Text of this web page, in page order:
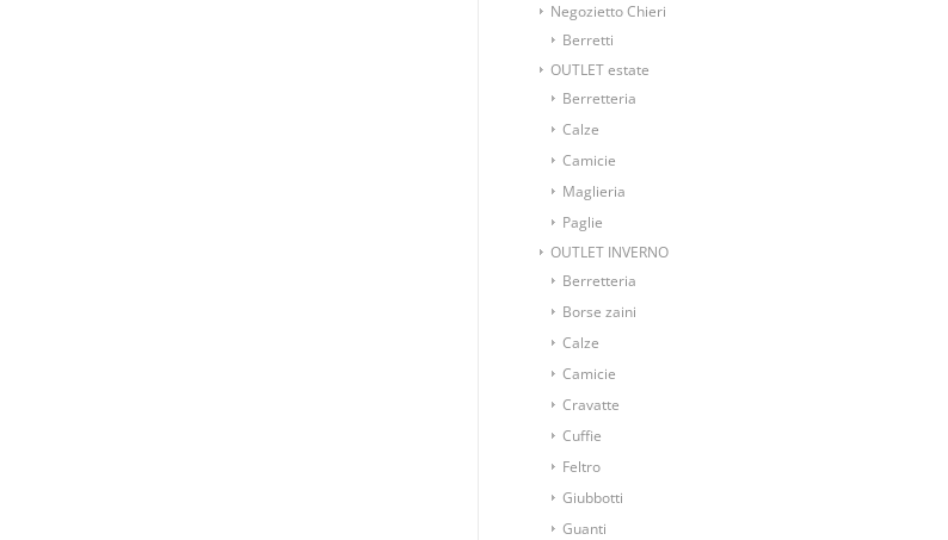
Negozietto Chieri
Berretti
OUTLET estate
Berretteria
Calze
Camicie
Maglieria
Paglie
OUTLET INVERNO
Berretteria
Borse zaini
Calze
Camicie
Cravatte
Cuffie
Feltro
Giubbotti
Guanti